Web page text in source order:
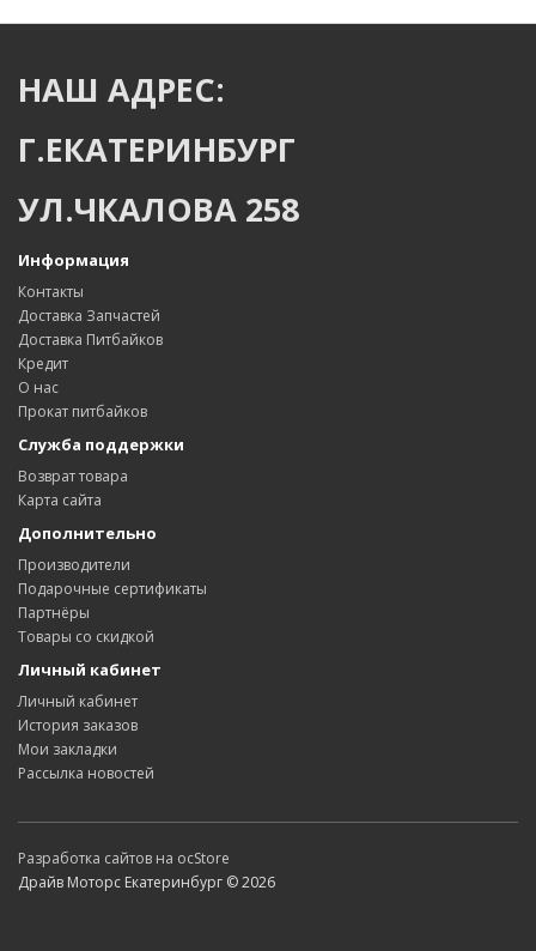
НАШ АДРЕС:
Г.ЕКАТЕРИНБУРГ
УЛ.ЧКАЛОВА 258
Информация
Контакты
Доставка Запчастей
Доставка Питбайков
Кредит
О нас
Прокат питбайков
Служба поддержки
Возврат товара
Карта сайта
Дополнительно
Производители
Подарочные сертификаты
Партнёры
Товары со скидкой
Личный кабинет
Личный кабинет
История заказов
Мои закладки
Рассылка новостей
Разработка сайтов на ocStore
Драйв Моторс Екатеринбург © 2026